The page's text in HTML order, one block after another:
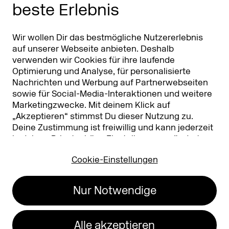
beste Erlebnis
Wir wollen Dir das bestmögliche Nutzererlebnis
auf unserer Webseite anbieten. Deshalb
verwenden wir Cookies für ihre laufende
Optimierung und Analyse, für personalisierte
Nachrichten und Werbung auf Partnerwebseiten
sowie für Social-Media-Interaktionen und weitere
Marketingzwecke. Mit deinem Klick auf
„Akzeptieren“ stimmst Du dieser Nutzung zu.
Deine Zustimmung ist freiwillig und kann jederzeit
in deinen Privatsphäre-Einstellungen
geändert
Nutzung findest Du in unserer
Cookie-Einstellungen
Nur Notwendige
Alle akzeptieren
Partner
Partner & Sponsoren DMEXCO Asia
Koelnmesse GmbH
T. +49 221 821 2020
Datenschutz
Barrierefreiheit